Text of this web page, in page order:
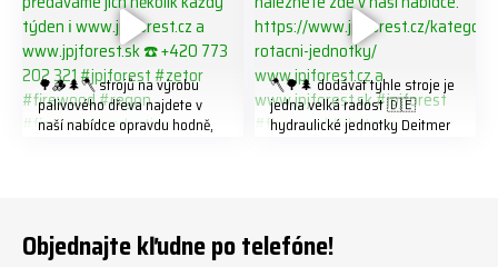
🌳🪵🌲🪓 strojů na výrobu
palivového dřeva najdete v
naší nabídce opravdu hodně,
#firewoodproduction
🪓🌳🌲 dodávat tyhle stroje je
jedna velká radost 🇩🇪
hydraulické jednotky Deitmer
#firewood #deitmer
Objednajte kľudne po telefóne!